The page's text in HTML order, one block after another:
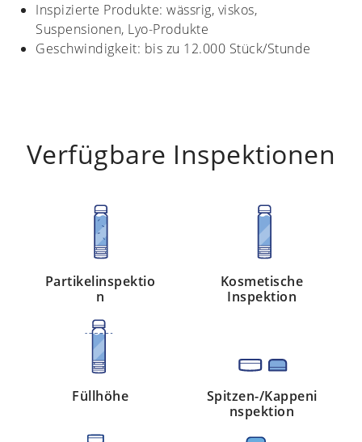
Inspizierte Produkte: wässrig, viskos,
Suspensionen, Lyo-Produkte
Geschwindigkeit: bis zu 12.000 Stück/Stunde
Verfügbare Inspektionen
Partikelinspektio
n
Kosmetische
Inspektion
Füllhöhe
Spitzen-/Kappeni
nspektion